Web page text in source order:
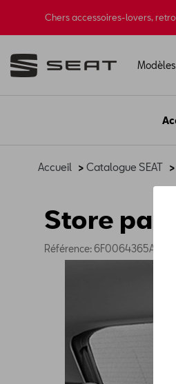
Chers accessoires-lovers,
Modèles
Accueil > Catalogue SEAT >
Store
Référence: 6F0064365A